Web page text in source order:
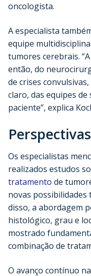
oncologista.
A especialista
equipe
tumores cerebrais.
então, do
de crises
claro, das equipes
paciente”, explica
Os especialistas
realizados estudos
tratamento de
novas
disso, a abordagem
histológico, grau e
mostrado
combinação de
O avanço contínuo